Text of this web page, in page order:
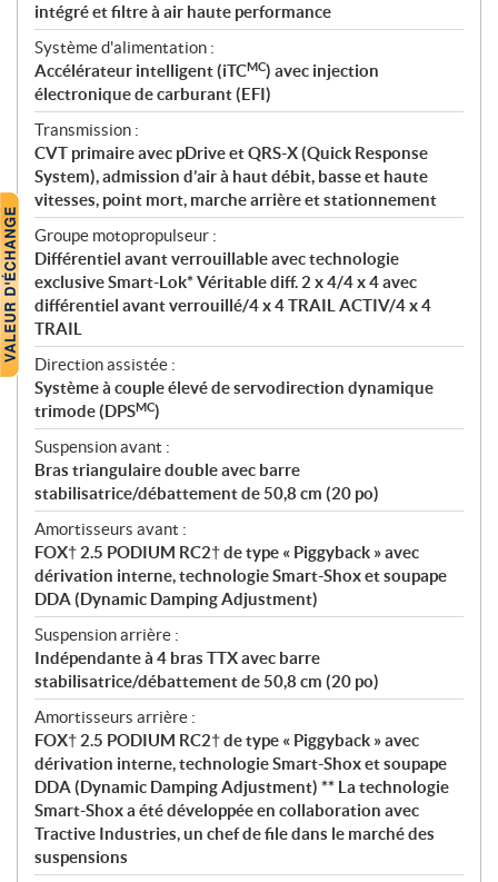
intégré et filtre à air haute performance
Système d'alimentation :
Accélérateur intelligent (iTCMC) avec injection
électronique de carburant (EFI)
Transmission :
CVT primaire avec pDrive et QRS-X (Quick Response
System), admission d’air à haut débit, basse et haute
vitesses, point mort, marche arrière et stationnement
Groupe motopropulseur :
Différentiel avant verrouillable avec technologie
exclusive Smart-Lok* Véritable diff. 2 x 4/4 x 4 avec
différentiel avant verrouillé/4 x 4 TRAIL ACTIV/4 x 4
TRAIL
Direction assistée :
Système à couple élevé de servodirection dynamique
trimode (DPSMC)
Suspension avant :
Bras triangulaire double avec barre
stabilisatrice/débattement de 50,8 cm (20 po)
Amortisseurs avant :
FOX† 2.5 PODIUM RC2† de type « Piggyback » avec
dérivation interne, technologie Smart-Shox et soupape
DDA (Dynamic Damping Adjustment)
Suspension arrière :
Indépendante à 4 bras TTX avec barre
stabilisatrice/débattement de 50,8 cm (20 po)
Amortisseurs arrière :
FOX† 2.5 PODIUM RC2† de type « Piggyback » avec
dérivation interne, technologie Smart-Shox et soupape
DDA (Dynamic Damping Adjustment) ** La technologie
Smart-Shox a été développée en collaboration avec
Tractive Industries, un chef de file dans le marché des
suspensions